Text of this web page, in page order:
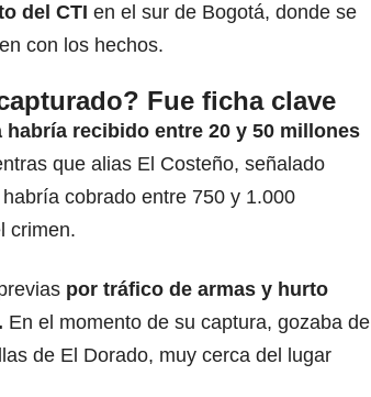
del CTI en el sur de Bogotá, donde se
con los hechos.
Fue ficha clave
habría recibido entre 20 y 50 millones
que alias El Costeño, señalado
cobrado entre 750 y 1.000
crimen.
por tráfico de armas y hurto
En el momento de su captura, gozaba de
de El Dorado, muy cerca del lugar